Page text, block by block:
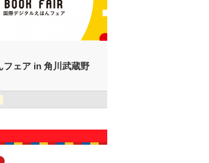
フェア in 角川武蔵野